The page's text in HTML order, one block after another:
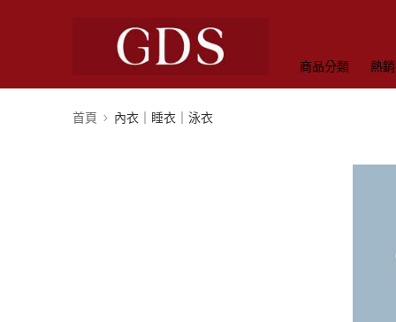
商品分類 熱
首頁 內衣｜睡衣｜泳衣